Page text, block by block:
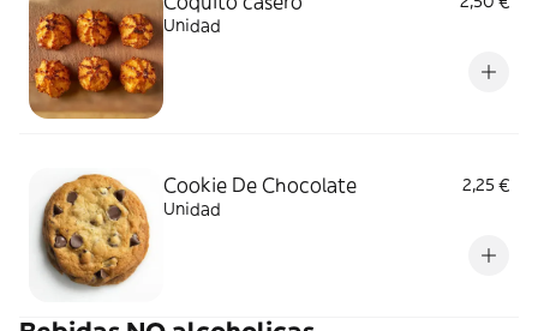
Unidad
Cookie De Chocolate
2,25 €
Unidad